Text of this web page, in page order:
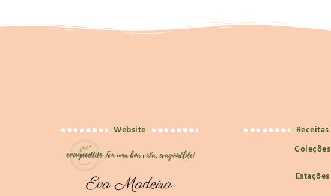
Website
Receitas
Coleções
Estações